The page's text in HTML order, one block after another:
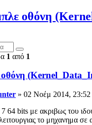
οθόνη
1 από 1
» 02 Νοέμ 2014, 23:52
64 bits με ακριβως του
το μηχανημα σε